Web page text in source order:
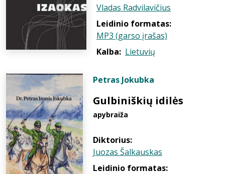
Vladas Radvilavičius
Leidinio formatas:
MP3 (garso įrašas)
Kalba: Lietuvių
Petras Jokubka
Gulbiniškių idilės
apybraiža
Diktorius:
Juozas Šalkauskas
Leidinio formatas: